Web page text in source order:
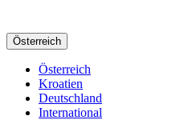
Österreich
Österreich
Kroatien
Deutschland
International